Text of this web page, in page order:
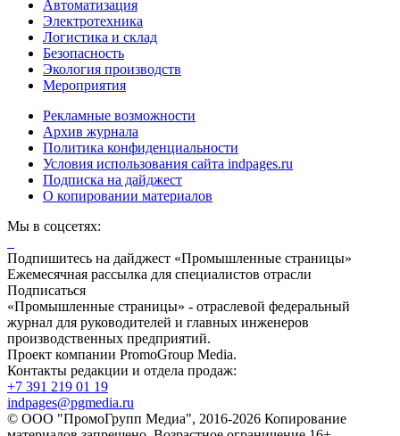
Автоматизация
Электротехника
Логистика и склад
Безопасность
Экология производств
Мероприятия
Рекламные возможности
Архив журнала
Политика конфиденциальности
Условия использования сайта indpages.ru
Подписка на дайджест
О копировании материалов
Мы в соцсетях:
Подпишитесь на дайджест «Промышленные страницы»
Ежемесячная рассылка для специалистов отрасли
Подписаться
«Промышленные страницы» - отраслевой федеральный
журнал для руководителей и главных инженеров
производственных предприятий.
Проект компании PromoGroup Media.
Контакты редакции и отдела продаж:
+7 391 219 01 19
indpages@pgmedia.ru
© ООО "ПромоГрупп Медиа", 2016-2026 Копирование